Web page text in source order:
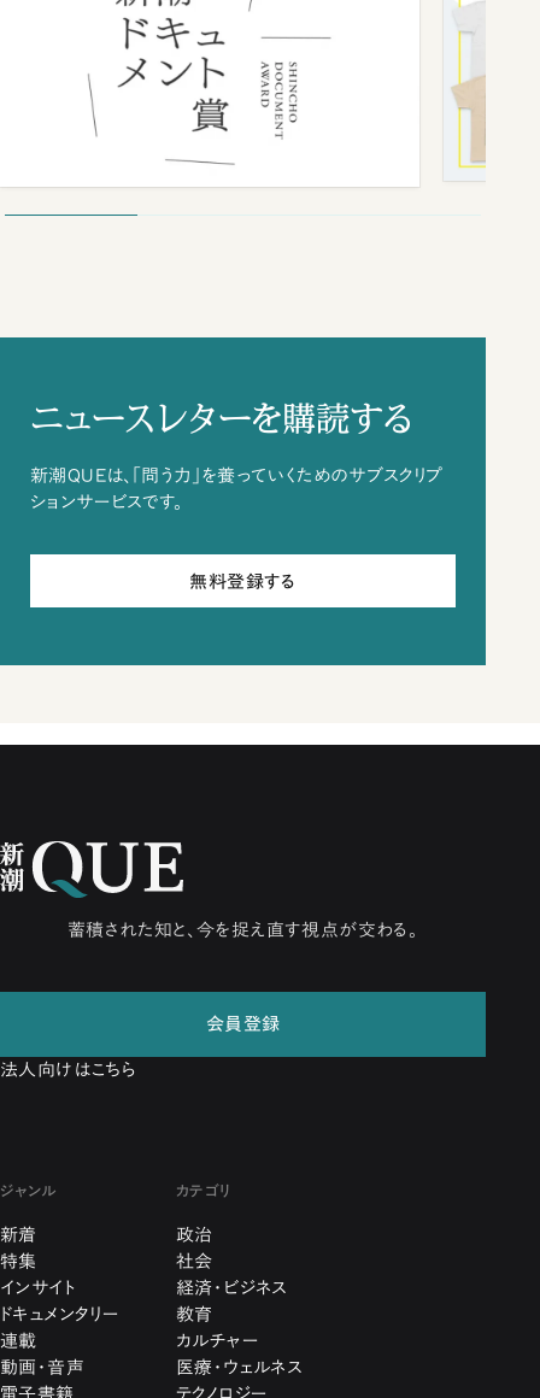
ニュースレターを購読する
新潮QUEは、「問う力」を養っていくためのサブスクリプ
ションサービスです。
無料登録する
蓄積された知と、今を捉え直す視点が交わる。
会員登録
法人向けはこちら
ジャンル
新着
特集
インサイト
ドキュメンタリー
連載
動画・音声
電子書籍
カテゴリ
政治
社会
経済・ビジネス
教育
カルチャー
医療・ウェルネス
テクノロジー